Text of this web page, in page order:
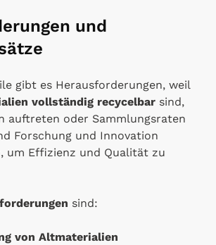
und
gibt es Herausforderungen, weil
vollständig recycelbar sind,
auftreten oder Sammlungsraten
Forschung und Innovation
um Effizienz und Qualität zu
sind:
von Altmaterialien